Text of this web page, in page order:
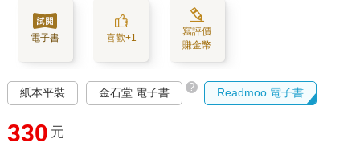
電子書 喜歡+1
寫評價
賺金幣
紙本平裝 金石堂 電子書 ? Readmoo 電子書
330 元